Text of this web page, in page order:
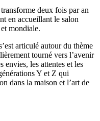
deux fois par an
en accueillant le salon
mondiale.
articulé autour du thème
tourné vers l’avenir
envies, les attentes et les
Y et Z qui
dans la maison et l’art de